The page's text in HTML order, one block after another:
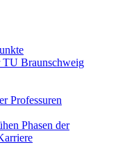
TU Braunschweig
Professuren
Phasen der